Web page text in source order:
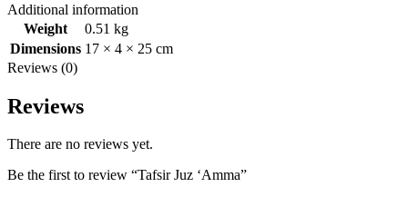
Additional information
Weight
0.51 kg
Dimensions 17 × 4 × 25 cm
Reviews (0)
Reviews
There are no reviews yet.
Be the first to review “Tafsir Juz ‘Amma”